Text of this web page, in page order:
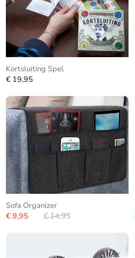
Kortsluiting Spel
€ 19,95
Sofa Organizer
€ 9,95
€ 14,95